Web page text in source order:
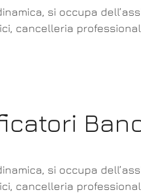
dinamica, si occupa
cancelleria
dinamica, si occupa
cancelleria